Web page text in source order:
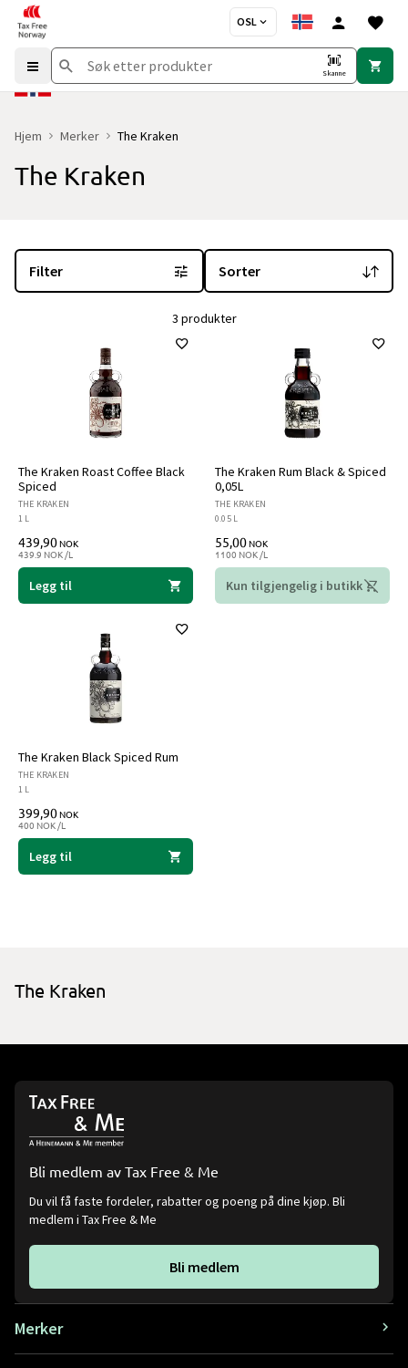
OSL
Skanne
Hjem Merker The Kraken
The Kraken
Filter Sorter
3 produkter
The Kraken Roast Coffee Black
Spiced
THE KRAKEN
1 L
439,90NOK
439.9 NOK /L
Legg til
The Kraken Rum Black & Spiced
0,05L
THE KRAKEN
0.05 L
55,00NOK
1100 NOK /L
Kun tilgjengelig i butikk
The Kraken Black Spiced Rum
THE KRAKEN
1 L
399,90NOK
400 NOK /L
Legg til
The Kraken
Bli medlem av Tax Free & Me
Du vil få faste fordeler, rabatter og poeng på dine kjøp. Bli
medlem i Tax Free & Me
Bli medlem
Merker